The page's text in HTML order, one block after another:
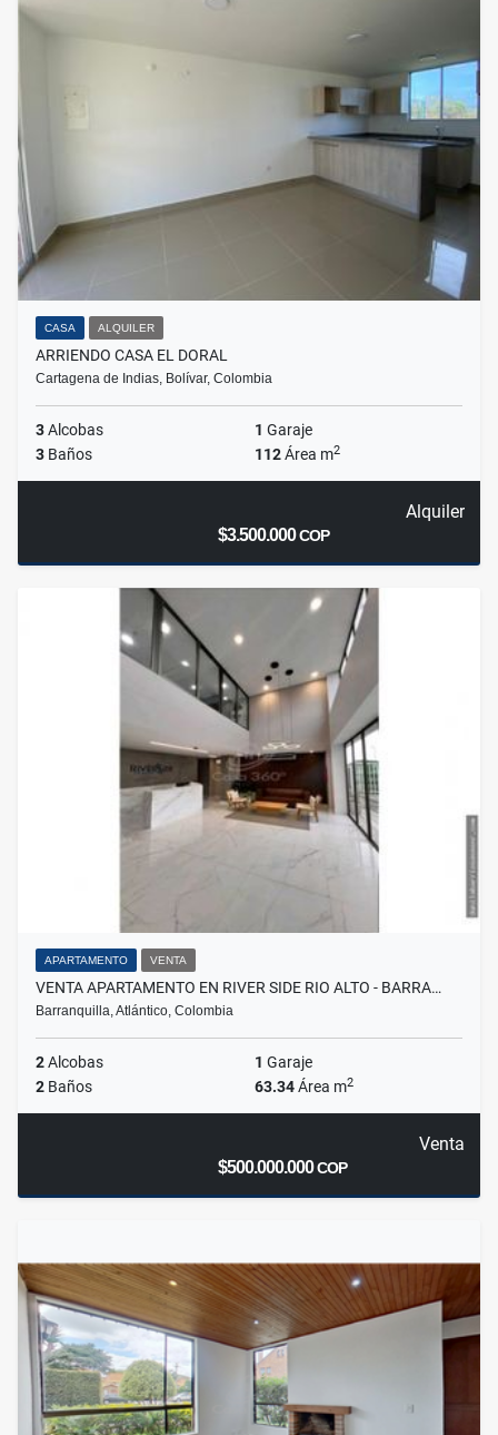
CASA ALQUILER
ARRIENDO CASA EL DORAL
Cartagena de Indias, Bolívar, Colombia
3Alcobas 1 Garaje
3 Baños 112Área m2
Alquiler
$3.500.000COP
APARTAMENTO VENTA
VENTA APARTAMENTO EN RIVER SIDE RIO ALTO - BARRA…
Barranquilla, Atlántico, Colombia
2Alcobas 1 Garaje
2 Baños 63.34Área m2
Venta
$500.000.000COP